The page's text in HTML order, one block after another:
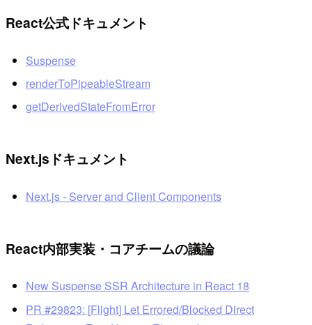
React公式ドキュメント
Suspense
renderToPipeableStream
getDerivedStateFromError
Next.jsドキュメント
Next.js - Server and Client Components
React内部実装・コアチームの議論
New Suspense SSR Architecture in React 18
PR #29823: [Flight] Let Errored/Blocked Direct